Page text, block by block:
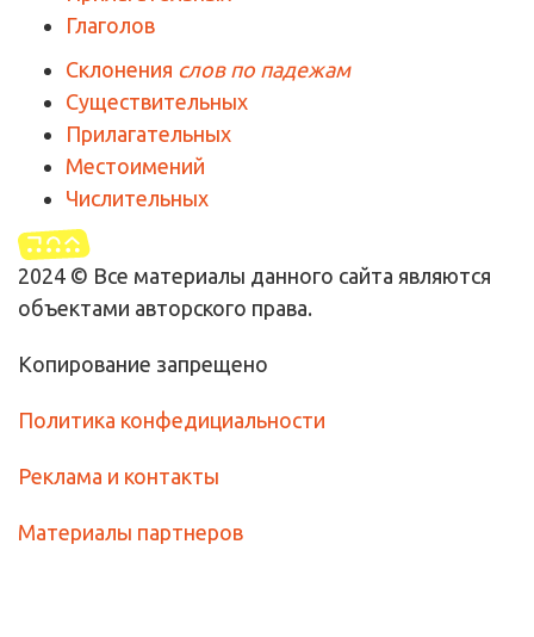
Глаголов
Склонения слов по падежам
Существительных
Прилагательных
Местоимений
Числительных
2024 © Все материалы данного сайта являются
объектами авторского права.
Копирование запрещено
Политика конфедициальности
Реклама и контакты
Материалы партнеров